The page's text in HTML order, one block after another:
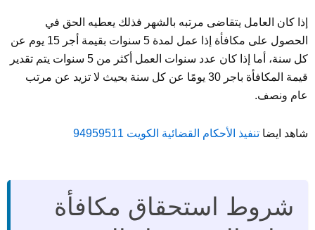
إذا كان العامل يتقاضى مرتبه بالشهر فذلك يعطيه الحق في
الحصول على مكافأة إذا عمل لمدة 5 سنوات بقيمة أجر 15 يوم عن
كل سنة، أما إذا كان عدد سنوات العمل أكثر من 5 سنوات يتم تقدير
قيمة المكافأة باجر 30 يومًا عن كل سنة بحيث لا تزيد عن مرتب
عام ونصف.
شاهد ايضا تنفيذ الأحكام القضائية الكويت 94959511
شروط استحقاق مكافأة